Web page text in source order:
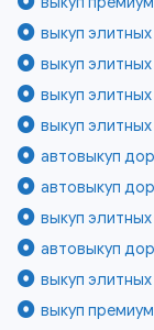
выкуп
выкуп
выкуп
выкуп
автовыкуп
автовыкуп
выкуп
автовыкуп
выкуп
выкуп